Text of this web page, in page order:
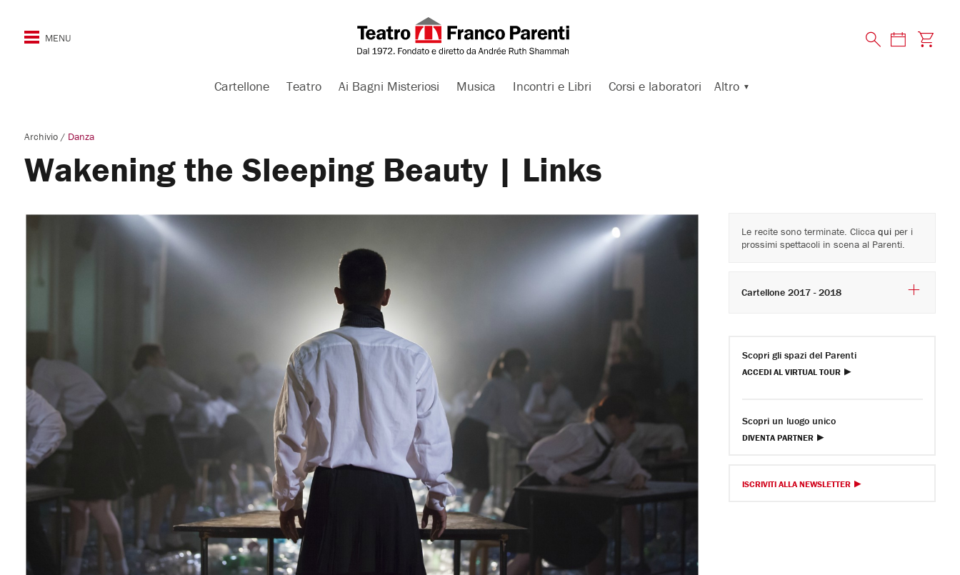
Cartellone Teatro Ai Bagni Misteriosi Musica Incontri e Libri Corsi e laboratori Altro
Archivio / Danza
Wakening the Sleeping Beauty | Links
Le recite sono terminate. Clicca quiper i
prossimi spettacoli in scena al Parenti.
Cartellone 2017 - 2018
Scopri gli spazi del Parenti
ACCEDI AL VIRTUAL TOUR
Scopri un luogo unico
DIVENTA PARTNER
ISCRIVITI ALLA NEWSLETTER